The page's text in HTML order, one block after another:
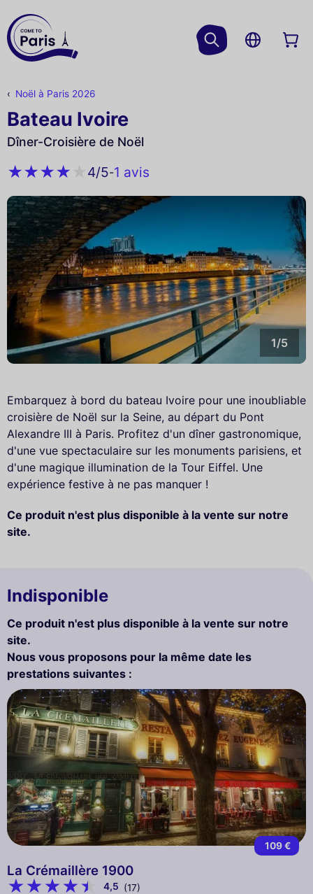
Noël à Paris 2026
Bateau Ivoire
Dîner-Croisière de Noël
4/5-1 avis
1/5
Embarquez à bord du bateau Ivoire pour une inoubliable
croisière de Noël sur la Seine, au départ du Pont
Alexandre III à Paris. Profitez d'un dîner gastronomique,
d'une vue spectaculaire sur les monuments parisiens, et
d'une magique illumination de la Tour Eiffel. Une
expérience festive à ne pas manquer !
Ce produit n'est plus disponible à la vente sur notre
site.
Indisponible
Ce produit n'est plus disponible à la vente sur notre
site.
Nous vous proposons pour la même date les
prestations suivantes :
109 €
La Crémaillère 1900
4,5 (17)